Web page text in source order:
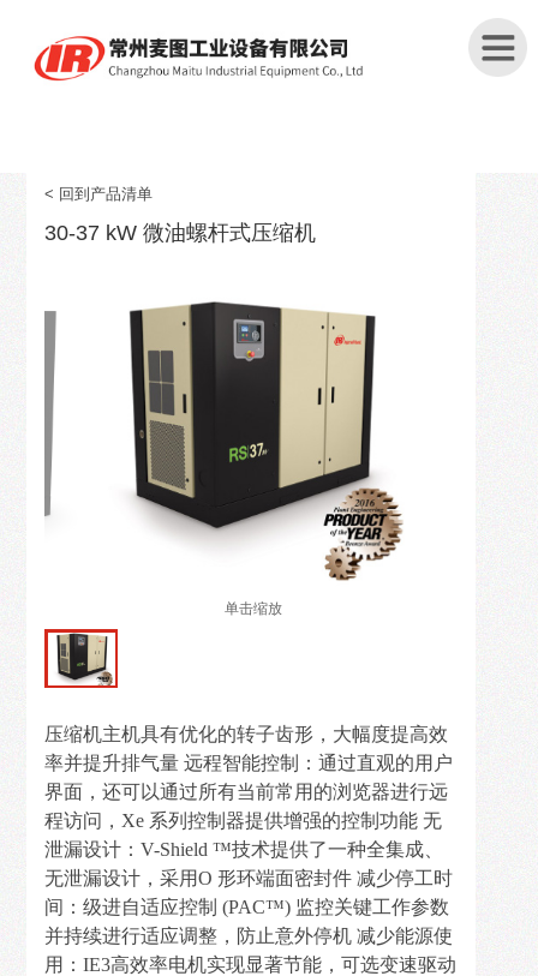
关
案
闻
资
讯
在
线
留
言
< 回到产品清单
30-37 kW 微油螺杆式压缩机
单击缩放
压缩机主机具有优化的转子齿形，大幅度提高效
率并提升排气量 远程智能控制：通过直观的用户
界面，还可以通过所有当前常用的浏览器进行远
程访问，Xe 系列控制器提供增强的控制功能 无
泄漏设计：V-Shield ™技术提供了一种全集成、
无泄漏设计，采用O 形环端面密封件 减少停工时
间：级进自适应控制 (PAC™) 监控关键工作参数
并持续进行适应调整，防止意外停机 减少能源使
用：IE3高效率电机实现显著节能，可选变速驱动